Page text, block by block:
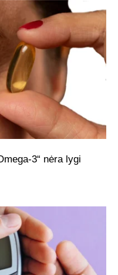
3“ nėra lygi